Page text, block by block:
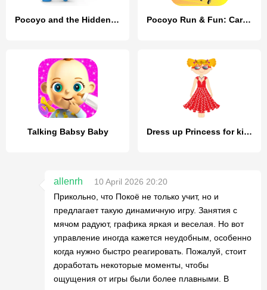
Pocoyo and the Hidden Objects. Pocoyo Run & Fun: Cartoon Jump
Talking Babsy Baby Dress up Princess for kids
allenrh
10 April 2026 20:20
Прикольно, что Покоё не только учит, но и
предлагает такую динамичную игру. Занятия с
мячом радуют, графика яркая и веселая. Но вот
управление иногда кажется неудобным, особенно
когда нужно быстро реагировать. Пожалуй, стоит
доработать некоторые моменты, чтобы
ощущения от игры были более плавными. В